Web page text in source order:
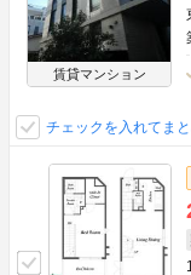
賃貸マンション
チェックを入れてま